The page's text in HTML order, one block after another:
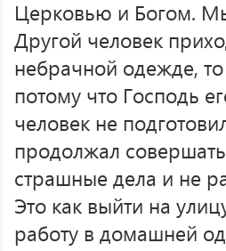
Церковью и Богом.
Другой человек
небрачной одежде, то
потому что Господь
человек не
продолжал
страшные дела и не
Это как выйти на
работу в домашней